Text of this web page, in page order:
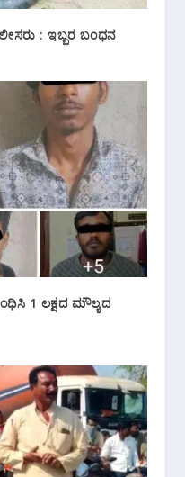
: ಇಬ್ಬರ ಬಂಧನ
1 ಲಕ್ಷದ ಮೌಲ್ಯದ